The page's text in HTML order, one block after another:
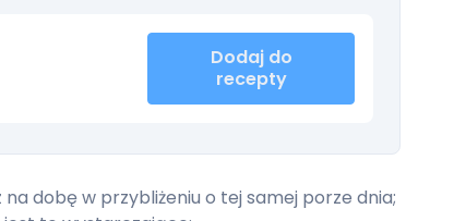
Dodaj do
recepty
dobę w przybliżeniu o tej samej porze dnia;